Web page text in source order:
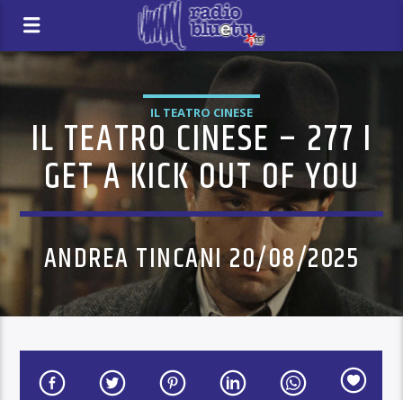
IL TEATRO CINESE
IL TEATRO CINESE – 277 I
GET A KICK OUT OF YOU
ANDREA TINCANI 20/08/2025